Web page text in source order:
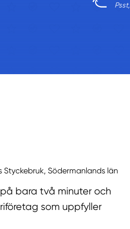
Styckebruk, Södermanlands län
bara två minuter och
som uppfyller